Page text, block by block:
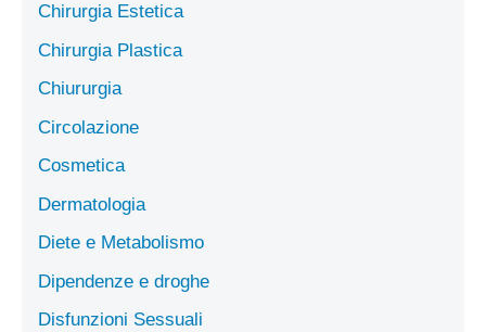
Chirurgia Estetica
Chirurgia Plastica
Chiururgia
Circolazione
Cosmetica
Dermatologia
Diete e Metabolismo
Dipendenze e droghe
Disfunzioni Sessuali